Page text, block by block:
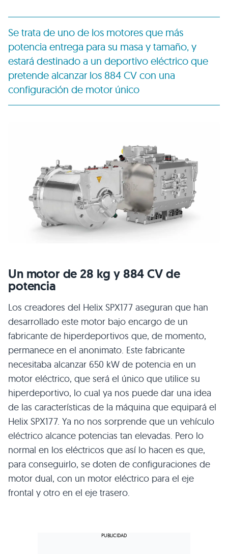
Se trata de uno de los motores que más
potencia entrega para su masa y tamaño, y
estará destinado a un deportivo eléctrico que
pretende alcanzar los 884 CV con una
configuración de motor único
Un motor de 28 kg y 884 CV de
potencia
Los creadores del Helix SPX177 aseguran que han
desarrollado este motor bajo encargo de un
fabricante de hiperdeportivos que, de momento,
permanece en el anonimato. Este fabricante
necesitaba alcanzar 650 kW de potencia en un
motor eléctrico, que será el único que utilice su
hiperdeportivo, lo cual ya nos puede dar una idea
de las características de la máquina que equipará el
Helix SPX177. Ya no nos sorprende que un vehículo
eléctrico alcance potencias tan elevadas. Pero lo
normal en los eléctricos que así lo hacen es que,
para conseguirlo, se doten de configuraciones de
motor dual, con un motor eléctrico para el eje
frontal y otro en el eje trasero.